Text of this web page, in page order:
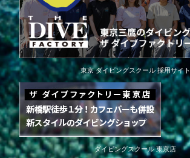
東京 ダイビングスクール 採用サイト
ダイビングスクール 東京店